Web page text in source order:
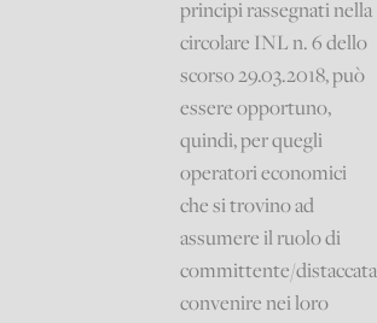
principi rassegnati nella
circolare INL n. 6 dello
scorso 29.03.2018, può
essere opportuno,
quindi, per quegli
operatori economici
che si trovino ad
assumere il ruolo di
committente/
convenire nei loro